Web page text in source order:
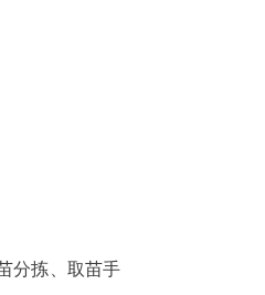
分拣、取苗手